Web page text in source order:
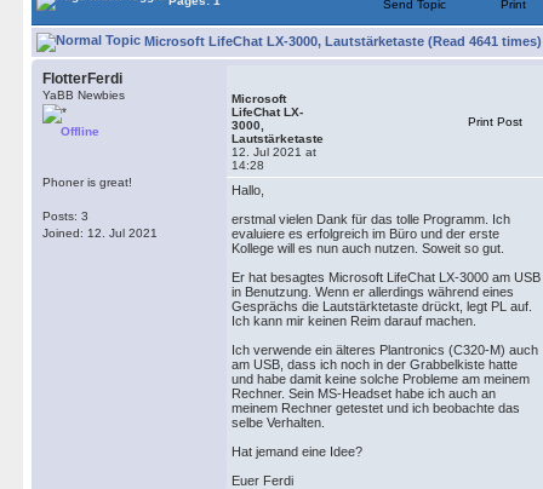
Send Topic Print
Microsoft LifeChat LX-3000, Lautstärketaste (Read 4641 times)
FlotterFerdi
YaBB Newbies
Offline
Phoner is great!
Posts: 3
Joined: 12. Jul 2021
Microsoft
LifeChat LX-
3000,
Lautstärketaste
12. Jul 2021 at
14:28
Print Post
Hallo,
erstmal vielen Dank für das tolle Programm. Ich
evaluiere es erfolgreich im Büro und der erste
Kollege will es nun auch nutzen. Soweit so gut.
Er hat besagtes Microsoft LifeChat LX-3000 am USB
in Benutzung. Wenn er allerdings während eines
Gesprächs die Lautstärktetaste drückt, legt PL auf.
Ich kann mir keinen Reim darauf machen.
Ich verwende ein älteres Plantronics (C320-M) auch
am USB, dass ich noch in der Grabbelkiste hatte
und habe damit keine solche Probleme am meinem
Rechner. Sein MS-Headset habe ich auch an
meinem Rechner getestet und ich beobachte das
selbe Verhalten.
Hat jemand eine Idee?
Euer Ferdi